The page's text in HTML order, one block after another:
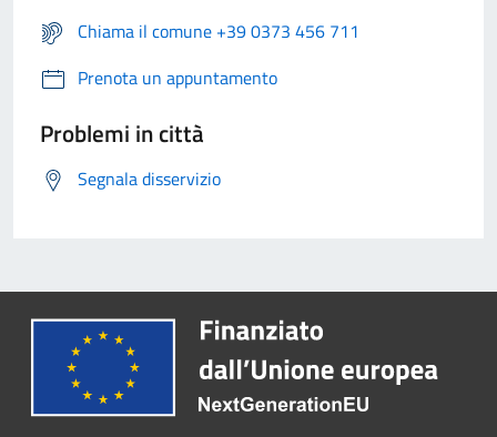
Chiama il comune +39 0373 456 711
Prenota un appuntamento
Problemi in città
Segnala disservizio